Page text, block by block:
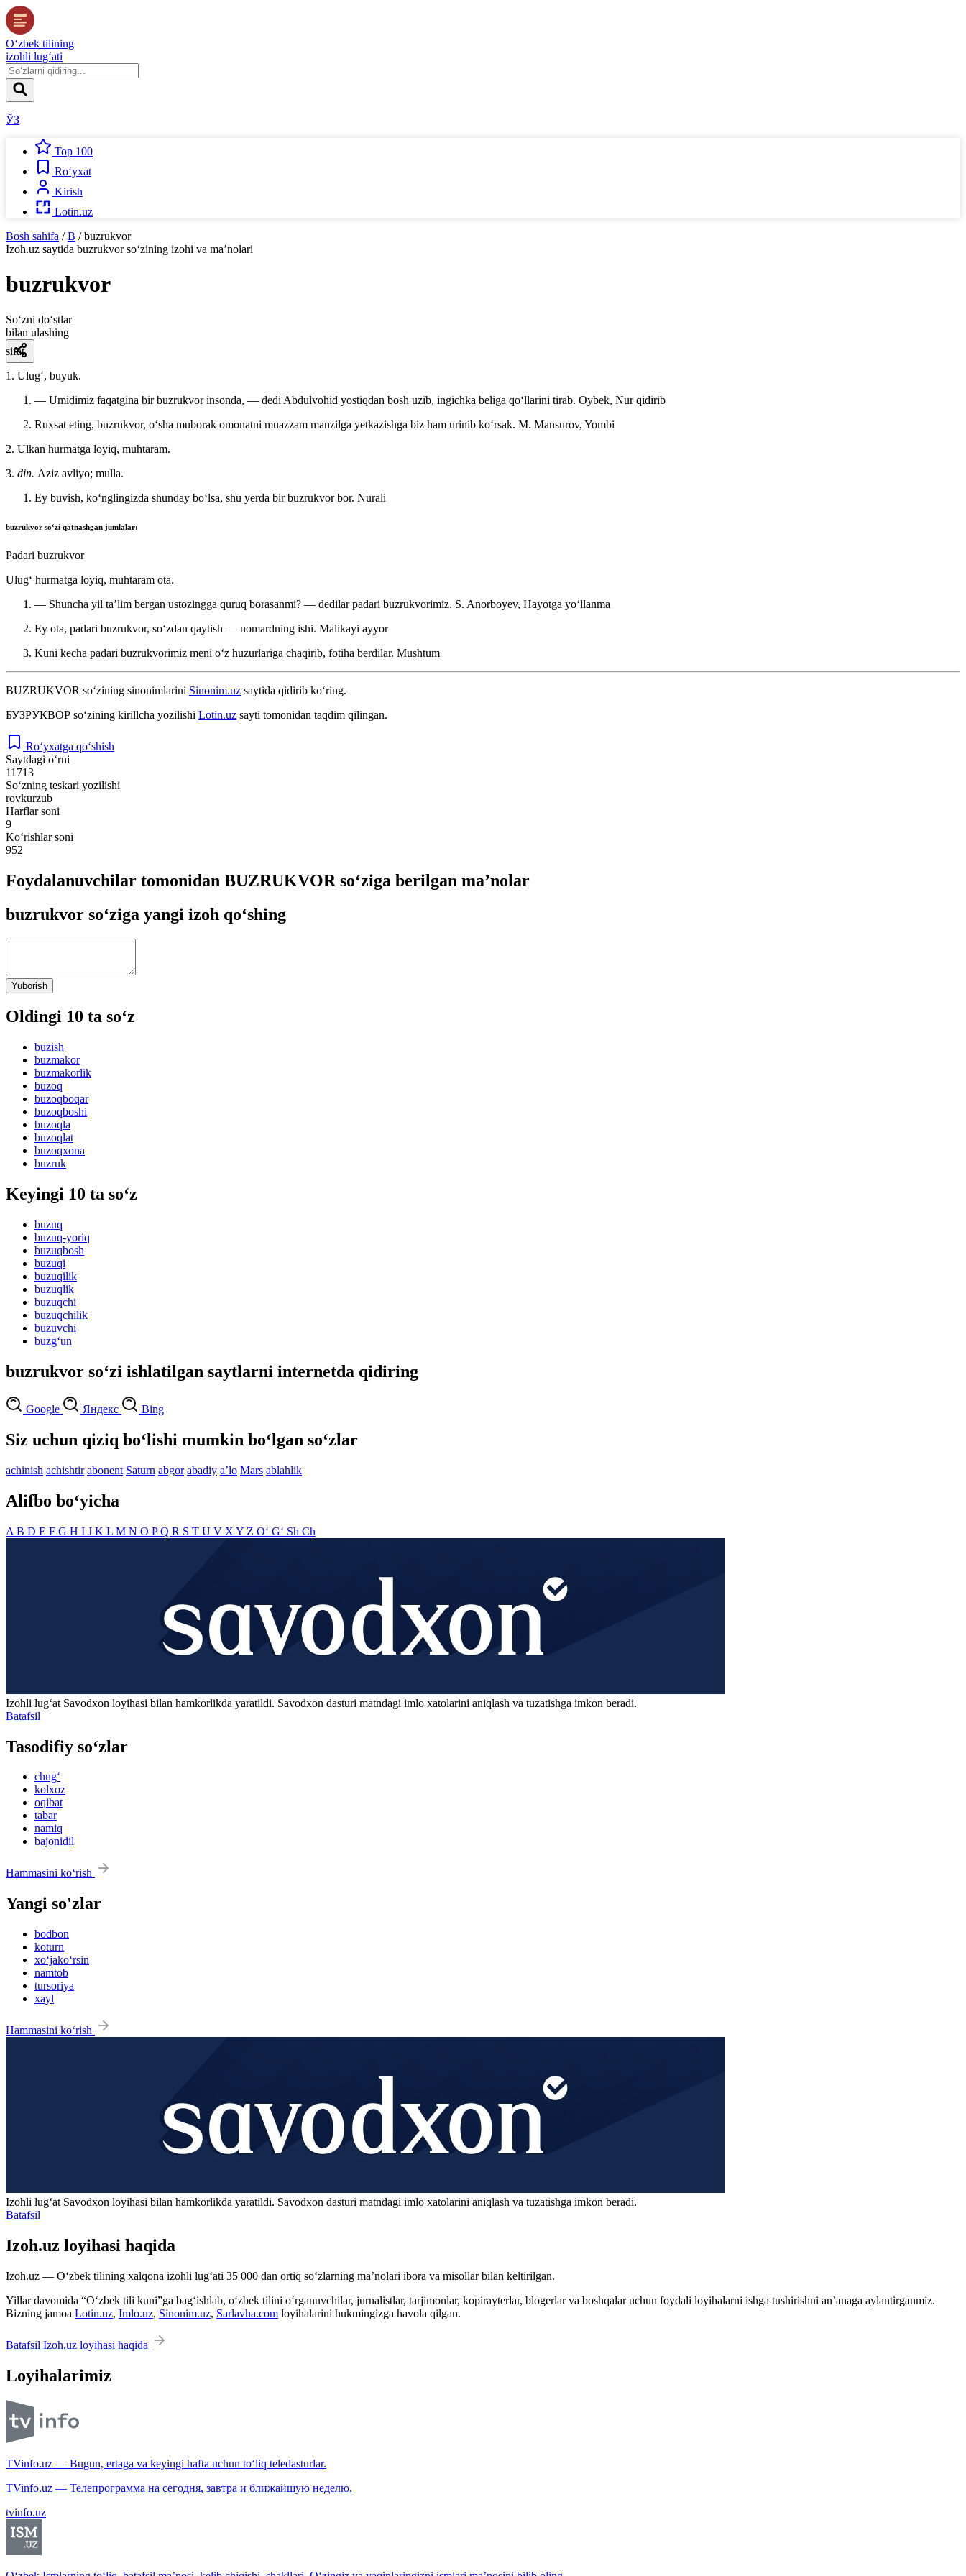
O‘zbek tilining
izohli lug‘ati
ЎЗ
Top 100
Ro‘yxat
Kirish
Lotin.uz
Bosh sahifa / B / buzrukvor
Izoh.uz saytida buzrukvorso‘zining izohi va ma’nolari
buzrukvor
So‘zni do‘stlar
bilan ulashing
sifat
1. Ulugʻ, buyuk.
— Umidimiz faqatgina bir buzrukvor insonda, — dedi Abdulvohid yostiqdan bosh uzib, ingichka beliga qoʻllarini tirab. Oybek, Nur qidirib
Ruxsat eting, buzrukvor, oʻsha muborak omonatni muazzam manzilga yetkazishga biz ham urinib koʻrsak. M. Mansurov, Yombi
2. Ulkan hurmatga loyiq, muhtaram.
3. din. Aziz avliyo; mulla.
Ey buvish, koʻnglingizda shunday boʻlsa, shu yerda bir buzrukvor bor. Nurali
buzrukvor soʻzi qatnashgan jumlalar:
Padari buzrukvor
Ulugʻ hurmatga loyiq, muhtaram ota.
— Shuncha yil taʼlim bergan ustozingga quruq borasanmi? — dedilar padari buzrukvorimiz. S. Anorboyev, Hayotga yoʻllanma
Ey ota, padari buzrukvor, soʻzdan qaytish — nomardning ishi. Malikayi ayyor
Kuni kecha padari buzrukvorimiz meni oʻz huzurlariga chaqirib, fotiha berdilar. Mushtum
BUZRUKVOR so‘zining sinonimlarini Sinonim.uz saytida qidirib ko‘ring.
БУЗРУКВОР so‘zining kirillcha yozilishi Lotin.uz sayti tomonidan taqdim qilingan.
Ro‘yxatga qo‘shish
Saytdagi o‘rni
11713
So‘zning teskari yozilishi
rovkurzub
Harflar soni
9
Ko‘rishlar soni
952
Foydalanuvchilar tomonidan BUZRUKVOR so‘ziga berilgan ma’nolar
buzrukvor so‘ziga yangi izoh qo‘shing
Yuborish
Oldingi 10 ta so‘z
buzish
buzmakor
buzmakorlik
buzoq
buzoqboqar
buzoqboshi
buzoqla
buzoqlat
buzoqxona
buzruk
Keyingi 10 ta so‘z
buzuq
buzuq-yoriq
buzuqbosh
buzuqi
buzuqilik
buzuqlik
buzuqchi
buzuqchilik
buzuvchi
buzg‘un
buzrukvor so‘zi ishlatilgan saytlarni internetda qidiring
Google Яндекс Bing
Siz uchun qiziq bo‘lishi mumkin bo‘lgan so‘zlar
achinish achishtir abonent Saturn abgor abadiy aʼlo Mars ablahlik
Alifbo bo‘yicha
A B D E F G H I J K L M N O PQ R S T U V X Y Z O‘ G‘ Sh Ch
Izohli lugʻat Savodxon loyihasi bilan hamkorlikda yaratildi. Savodxon dasturi matndagi imlo xatolarini aniqlash va tuzatishga imkon beradi.
Batafsil
Tasodifiy so‘zlar
chug‘
kolxoz
oqibat
tabar
namiq
bajonidil
Hammasini ko‘rish
Yangi so'zlar
bodbon
koturn
xo‘jako‘rsin
namtob
tursoriya
xayl
Hammasini ko‘rish
Izohli lugʻat Savodxon loyihasi bilan hamkorlikda yaratildi. Savodxon dasturi matndagi imlo xatolarini aniqlash va tuzatishga imkon beradi.
Batafsil
Izoh.uz loyihasi haqida
Izoh.uz — O‘zbek tilining xalqona izohli lug‘ati 35 000 dan ortiq so‘zlarning ma’nolari ibora va misollar bilan keltirilgan.
Yillar davomida “O‘zbek tili kuni”ga bag‘ishlab, o‘zbek tilini o‘rganuvchilar, jurnalistlar, tarjimonlar, kopirayterlar, blogerlar va boshqalar uchun foydali loyihalarni ishga tushirishni an’anaga aylantirganmiz.
Bizning jamoa Lotin.uz, Imlo.uz, Sinonim.uz, Sarlavha.com loyihalarini hukmingizga havola qilgan.
Batafsil Izoh.uz loyihasi haqida
Loyihalarimiz
TVinfo.uz — Bugun, ertaga va keyingi hafta uchun to‘liq teledasturlar.
TVinfo.uz — Телепрограмма на сегодня, завтра и ближайшую неделю.
tvinfo.uz